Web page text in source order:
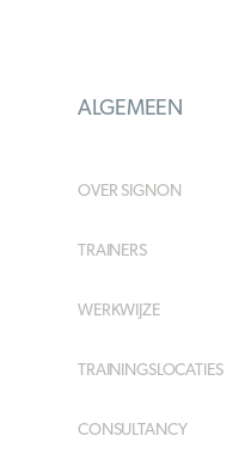
ALGEMEEN
OVER SIGNON
TRAINERS
WERKWIJZE
TRAININGSLOCATIES
CONSULTANCY